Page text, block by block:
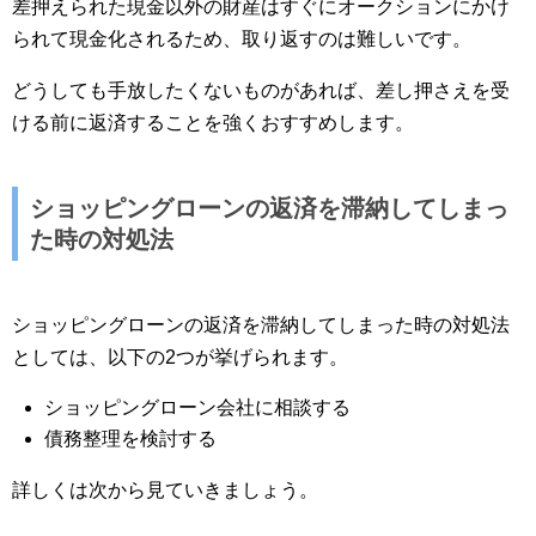
差押えられた現金以外の財産はすぐにオークションにかけ
られて現金化されるため、取り返すのは難しいです。
どうしても手放したくないものがあれば、差し押さえを受
ける前に返済することを強くおすすめします。
ショッピングローンの返済を滞納してしまっ
た時の対処法
ショッピングローンの返済を滞納してしまった時の対処法
としては、以下の2つが挙げられます。
ショッピングローン会社に相談する
債務整理を検討する
詳しくは次から見ていきましょう。